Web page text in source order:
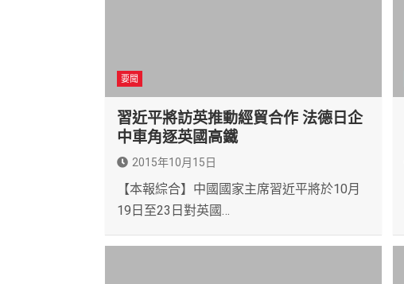
要聞
習近平將訪英推動經貿合作 法德日企
中車角逐英國高鐵
2015年10月15日
【本報綜合】中國國家主席習近平將於10月
19日至23日對英國…